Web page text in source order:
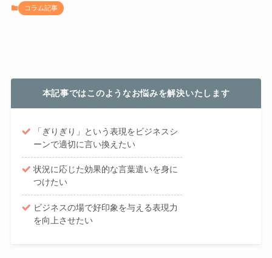
コラム記事
本記事ではこのようなお悩みを解決いたします
「ぎりぎり」という表現をビジネスシ
ーンで適切に言い換えたい
状況に応じた効果的な言葉遣いを身に
つけたい
ビジネスの場で好印象を与える表現力
を向上させたい